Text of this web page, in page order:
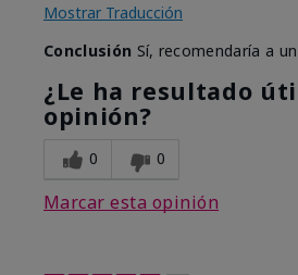
Mostrar Traducción
Conclusión Sí, recomendaría a
¿Le ha resultado
opinión?
0 0
Marcar esta opinión